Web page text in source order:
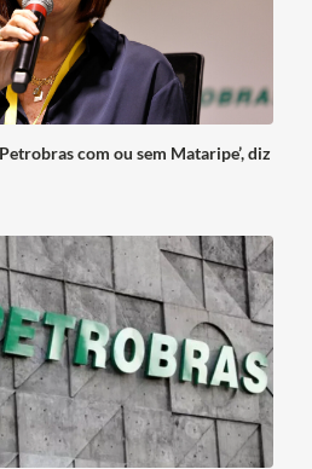
com ou sem Mataripe’, diz